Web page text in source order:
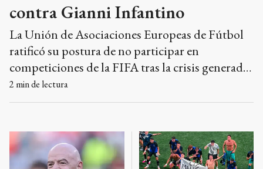
contra Gianni Infantino
La Unión de Asociaciones Europeas de Fútbol
ratificó su postura de no participar en
competiciones de la FIFA tras la crisis generada
por el fallido proyecto de privatización y las
dudas sobre la gestión del presidente Gianni
2 min de lectura